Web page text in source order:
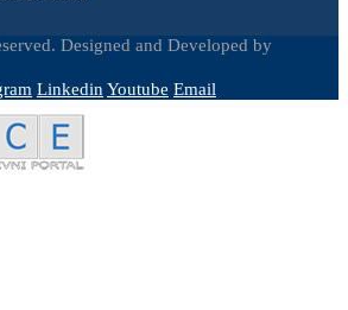
Designed and Developed by
Linkedin Youtube Email